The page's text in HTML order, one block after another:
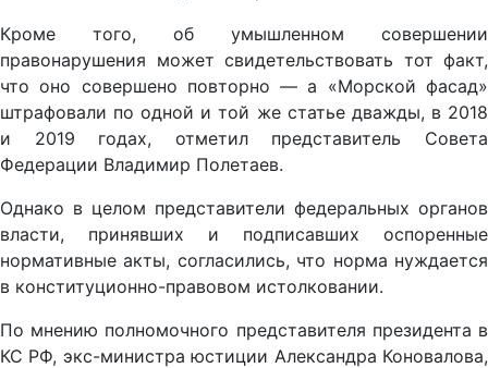
Кроме того, об умышленном совершении
правонарушения может свидетельствовать тот факт,
что оно совершено повторно — а «Морской фасад»
штрафовали по одной и той же статье дважды, в 2018
и 2019 годах, отметил представитель Совета
Федерации Владимир Полетаев.
Однако в целом представители федеральных органов
власти, принявших и подписавших оспоренные
нормативные акты, согласились, что норма нуждается
в конституционно-правовом истолковании.
По мнению полномочного представителя президента в
КС РФ, экс-министра юстиции Александра Коновалова,